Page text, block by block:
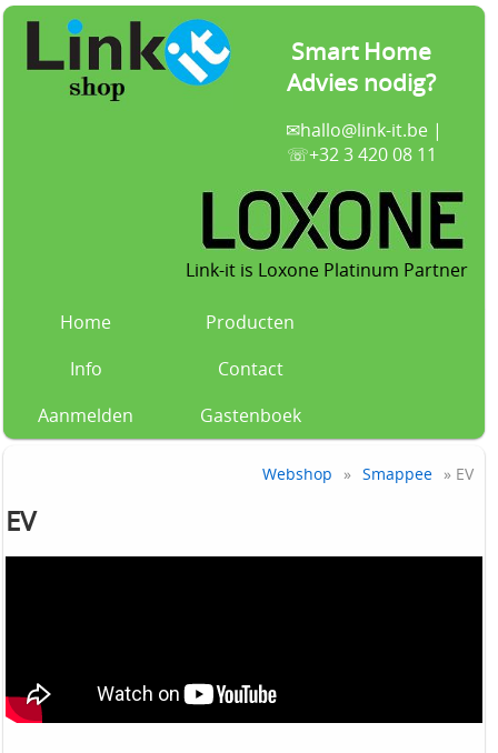
Smart Home
Advies nodig?
✉hallo@link-it.be|
☏+32 3 420 08 11
Link-it is Loxone Platinum Partner
Home
Producten
Info
Contact
Aanmelden
Gastenboek
Webshop » Smappee » EV
EV